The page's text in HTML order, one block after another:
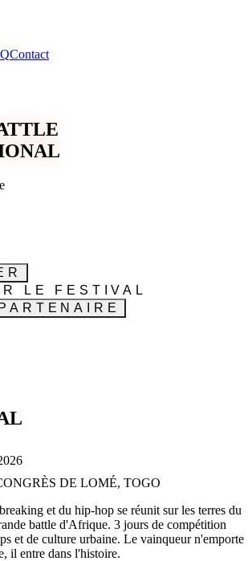
Contact
LE FESTIVAL
DE LOMÉ, TOGO
et du hip-hop se réunit sur les terres du
battle d'Afrique. 3 jours de compétition
et de culture urbaine. Le vainqueur n'emporte
il entre dans l'histoire.